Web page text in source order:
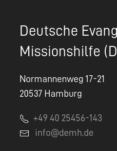
Deutsche
Missionshilfe
Normannenweg 17-21
20537 Hamburg
+49 40 25456-143
info@demh.de